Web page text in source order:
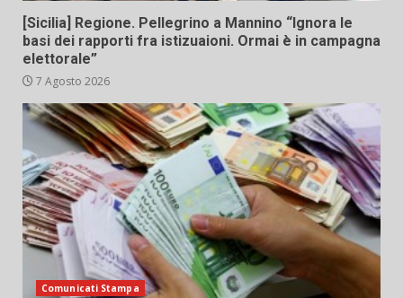
[Sicilia] Regione. Pellegrino a Mannino “Ignora le
basi dei rapporti fra istizuaioni. Ormai è in campagna
elettorale”
7 Agosto 2026
Comunicati Stampa